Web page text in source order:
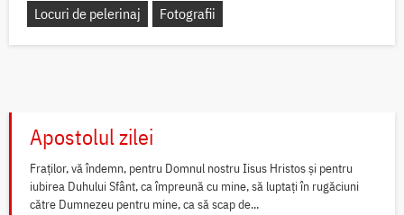
Locuri de pelerinaj
Fotografii
Apostolul zilei
Fraților, vă îndemn, pentru Domnul nostru Iisus Hristos și pentru
iubirea Duhului Sfânt, ca împreună cu mine, să luptați în rugăciuni
către Dumnezeu pentru mine, ca să scap de...